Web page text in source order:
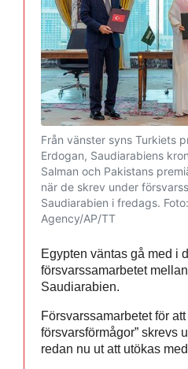
Från vänster syns Turkiets
Erdogan, Saudiarabiens
Salman och Pakistans
när de skrev under
Saudiarabien i fredags.
Agency/AP/TT
Egypten väntas gå med i
försvarssamarbetet
Saudiarabien.
Försvarssamarbetet för
försvarsförmågor” skrevs
redan nu ut att utökas